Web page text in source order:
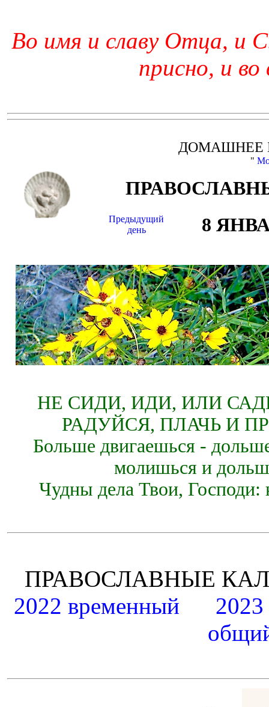
Во имя и славу Отца, и
присно, и во
ДОМАШНЕЕ
"
Предыдущий
день
8
НЕ СИДИ, ИДИ, ИЛИ
РАДУЙСЯ, ПЛАЧЬ И
Больше двигаешься -
молишься и
Чудны дела Твои, Господи:
ПРАВОСЛАВНЫЕ
2022 временный